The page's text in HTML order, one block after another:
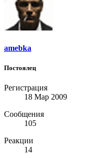
amebka
Постоялец
Регистрация
18 Мар 2009
Сообщения
105
Реакции
14